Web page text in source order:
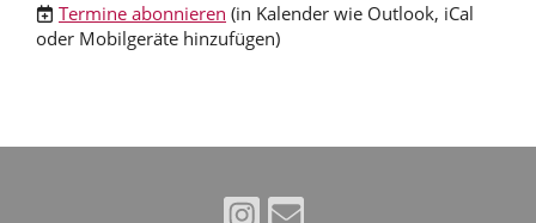
Termine abonnieren (in Kalender wie Outlook, iCal
oder Mobilgeräte hinzufügen)